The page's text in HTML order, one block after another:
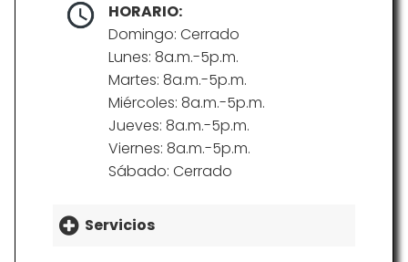
HORARIO:
Domingo: Cerrado
Lunes: 8a.m.-5p.m.
Martes: 8a.m.-5p.m.
Miércoles: 8a.m.-5p.m.
Jueves: 8a.m.-5p.m.
Viernes: 8a.m.-5p.m.
Sábado: Cerrado
Servicios